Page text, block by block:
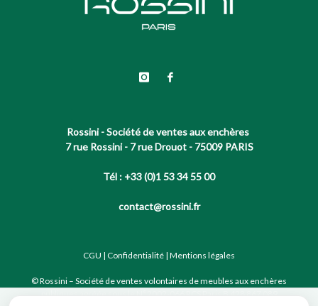
Rossini - Société de ventes aux enchères
7 rue Rossini - 7 rue Drouot - 75009 PARIS
Tél : +33 (0)1 53 34 55 00
contact@rossini.fr
CGU | Confidentialité | Mentions légales
© Rossini – Société de ventes volontaires de meubles aux enchères